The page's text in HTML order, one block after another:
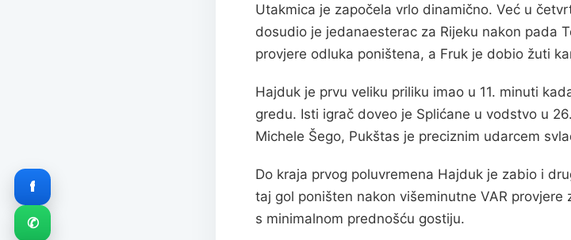
f
✆
Utakmica je započela vrlo dinamično. Već u
dosudio je jedanaesterac za Rijeku nakon pada
provjere odluka poništena, a Fruk je dobio žuti
Hajduk je prvu veliku priliku imao u 11. minuti
gredu. Isti igrač doveo je Splićane u vodstvo u
Michele Šego, Pukštas je preciznim udarcem
Do kraja prvog poluvremena Hajduk je zabio i
taj gol poništen nakon višeminutne VAR
s minimalnom prednošću gostiju.